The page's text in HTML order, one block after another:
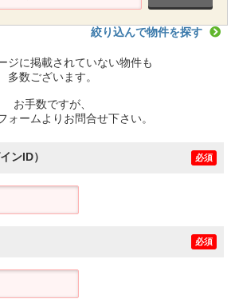
絞り込んで物件を探す
ジに掲載されていない物件も
多数ございます。
お手数ですが、
ォームよりお問合せ下さい。
ンID） 必須
必須